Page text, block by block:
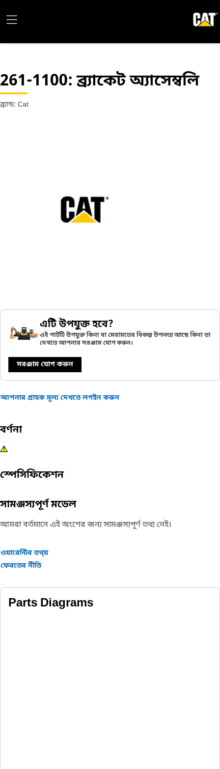
261-1100: ব্র্যাকেট অ্যাসেম্বলি
ব্র্যান্ড: Cat
এটি উপযুক্ত হবে?
এই পার্টটি উপযুক্ত কিনা বা মেরামতের বিকল্প উপলভ্য আছে কিনা তা
দেখতে আপনার সরঞ্জাম যোগ করুন।
সরঞ্জাম যোগ করুন
আপনার গ্রাহক মূল্য দেখতে লগইন করুন
বর্ণনা
স্পেসিফিকেশন
সামঞ্জস্যপূর্ণ মডেল
আমরা বর্তমানে এই অংশের জন্য সামঞ্জস্যপূর্ণ তথ্য নেই।
ওয়ারেন্টির তথ্য়
ফেরতের নীতি
Parts Diagrams